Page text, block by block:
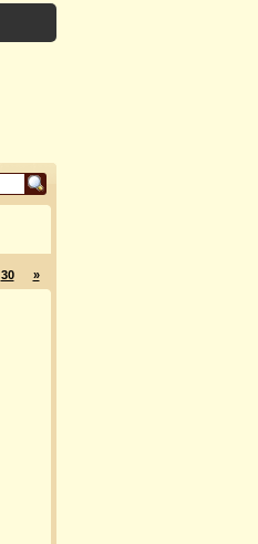
30 »